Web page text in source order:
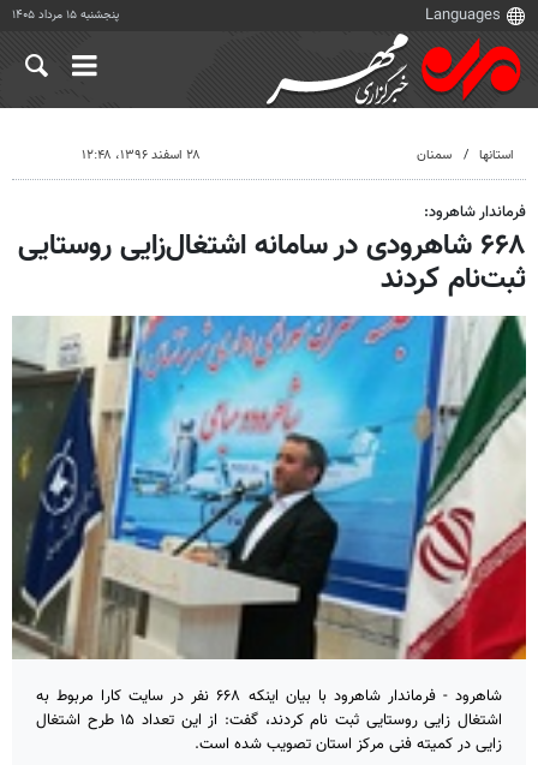
پنجشنبه ۱۵ مرداد ۱۴۰۵
استانها سمنان ۲۸ اسفند ۱۳۹۶، ۱۲:۴۸
فرماندار شاهرود:
۶۶۸ شاهرودی در سامانه اشتغال‌زایی روستایی
ثبت‌نام کردند
شاهرود - فرماندار شاهرود با بیان اینکه ۶۶۸ نفر در سایت کارا مربوط به
اشتغال زایی روستایی ثبت نام کردند، گفت: از این تعداد ۱۵ طرح اشتغال
زایی در کمیته فنی مرکز استان تصویب شده است.